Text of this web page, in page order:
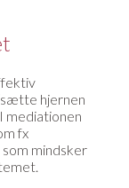
hjernen
mediationen
fx
mindsker